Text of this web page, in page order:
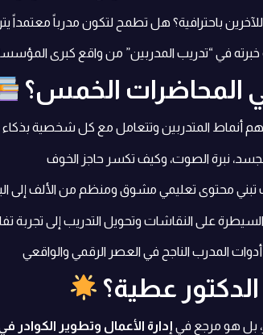
باحترافية؟ هل تطمح لتكون مدرباً معتمداً
المحاضرات الخمس؟
أنماط المتدربين وتتعامل مع كل شخصية بذكاء
نبرة الصوت، وكيف تكسر حاجز الخوف
تبني محتوى تعليمي مشوق ومنظم من الألف إلى
على النقاشات وتحويل التدريب إلى تجربة
أدوات المدرب الناجح في العصر الرقمي والواقعي
عطية؟
بل هو مرجع في إدارة الأعمال وتطوير الكوادر